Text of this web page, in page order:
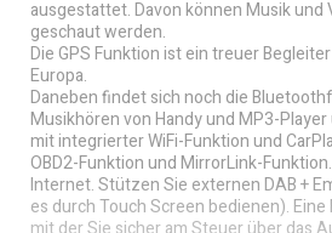
ausgestattet. Davon können Musik und
geschaut werden.
Die GPS Funktion ist ein treuer
Europa.
Daneben findet sich noch die
Musikhören von Handy und MP3-
mit integrierter WiFi-Funktion und
OBD2-Funktion und MirrorLink-
Internet. Stützen Sie externen DAB +
es durch Touch Screen bedienen). Eine